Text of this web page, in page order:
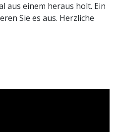
aus einem heraus holt. Ein
Sie es aus. Herzliche